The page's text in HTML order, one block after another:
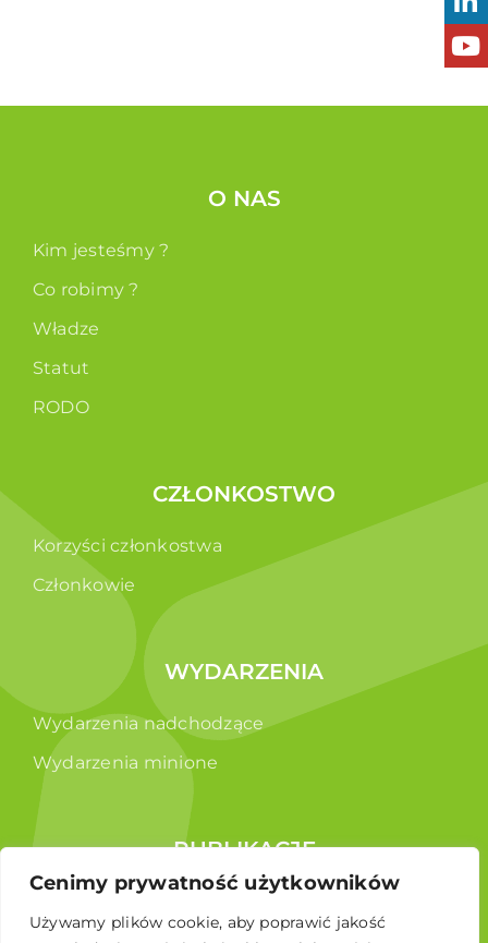
Cenimy prywatność użytkowników
Używamy plików cookie, aby poprawić jakość
O NAS
Kim jesteśmy ?
Co robimy ?
Władze
Statut
RODO
CZŁONKOSTWO
Korzyści członkostwa
Członkowie
WYDARZENIA
Wydarzenia nadchodzące
Wydarzenia minione
PUBLIKACJE
Raporty